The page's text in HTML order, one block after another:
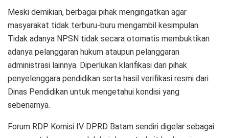
Meski demikian, berbagai pihak mengingatkan agar
masyarakat tidak terburu-buru mengambil kesimpulan.
Tidak adanya NPSN tidak secara otomatis membuktikan
adanya pelanggaran hukum ataupun pelanggaran
administrasi lainnya. Diperlukan klarifikasi dari pihak
penyelenggara pendidikan serta hasil verifikasi resmi dari
Dinas Pendidikan untuk mengetahui kondisi yang
sebenarnya.
Forum RDP Komisi IV DPRD Batam sendiri digelar sebagai